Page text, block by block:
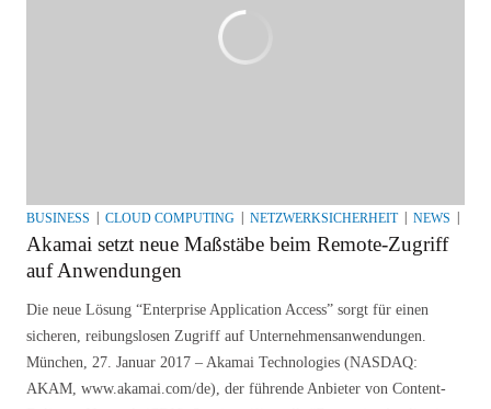
BUSINESS CLOUD COMPUTING NETZWERKSICHERHEIT NEWS
Akamai setzt neue Maßstäbe beim Remote-Zugriff
auf Anwendungen
Die neue Lösung “Enterprise Application Access” sorgt für einen
sicheren, reibungslosen Zugriff auf Unternehmensanwendungen.
München, 27. Januar 2017 – Akamai Technologies (NASDAQ:
AKAM, www.akamai.com/de), der führende Anbieter von Content-